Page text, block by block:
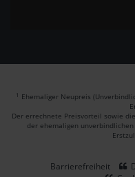
1 Ehemaliger Neupreis
Der errechnete Preisvorteil sowie
der ehemaligen
Barrierefreiheit